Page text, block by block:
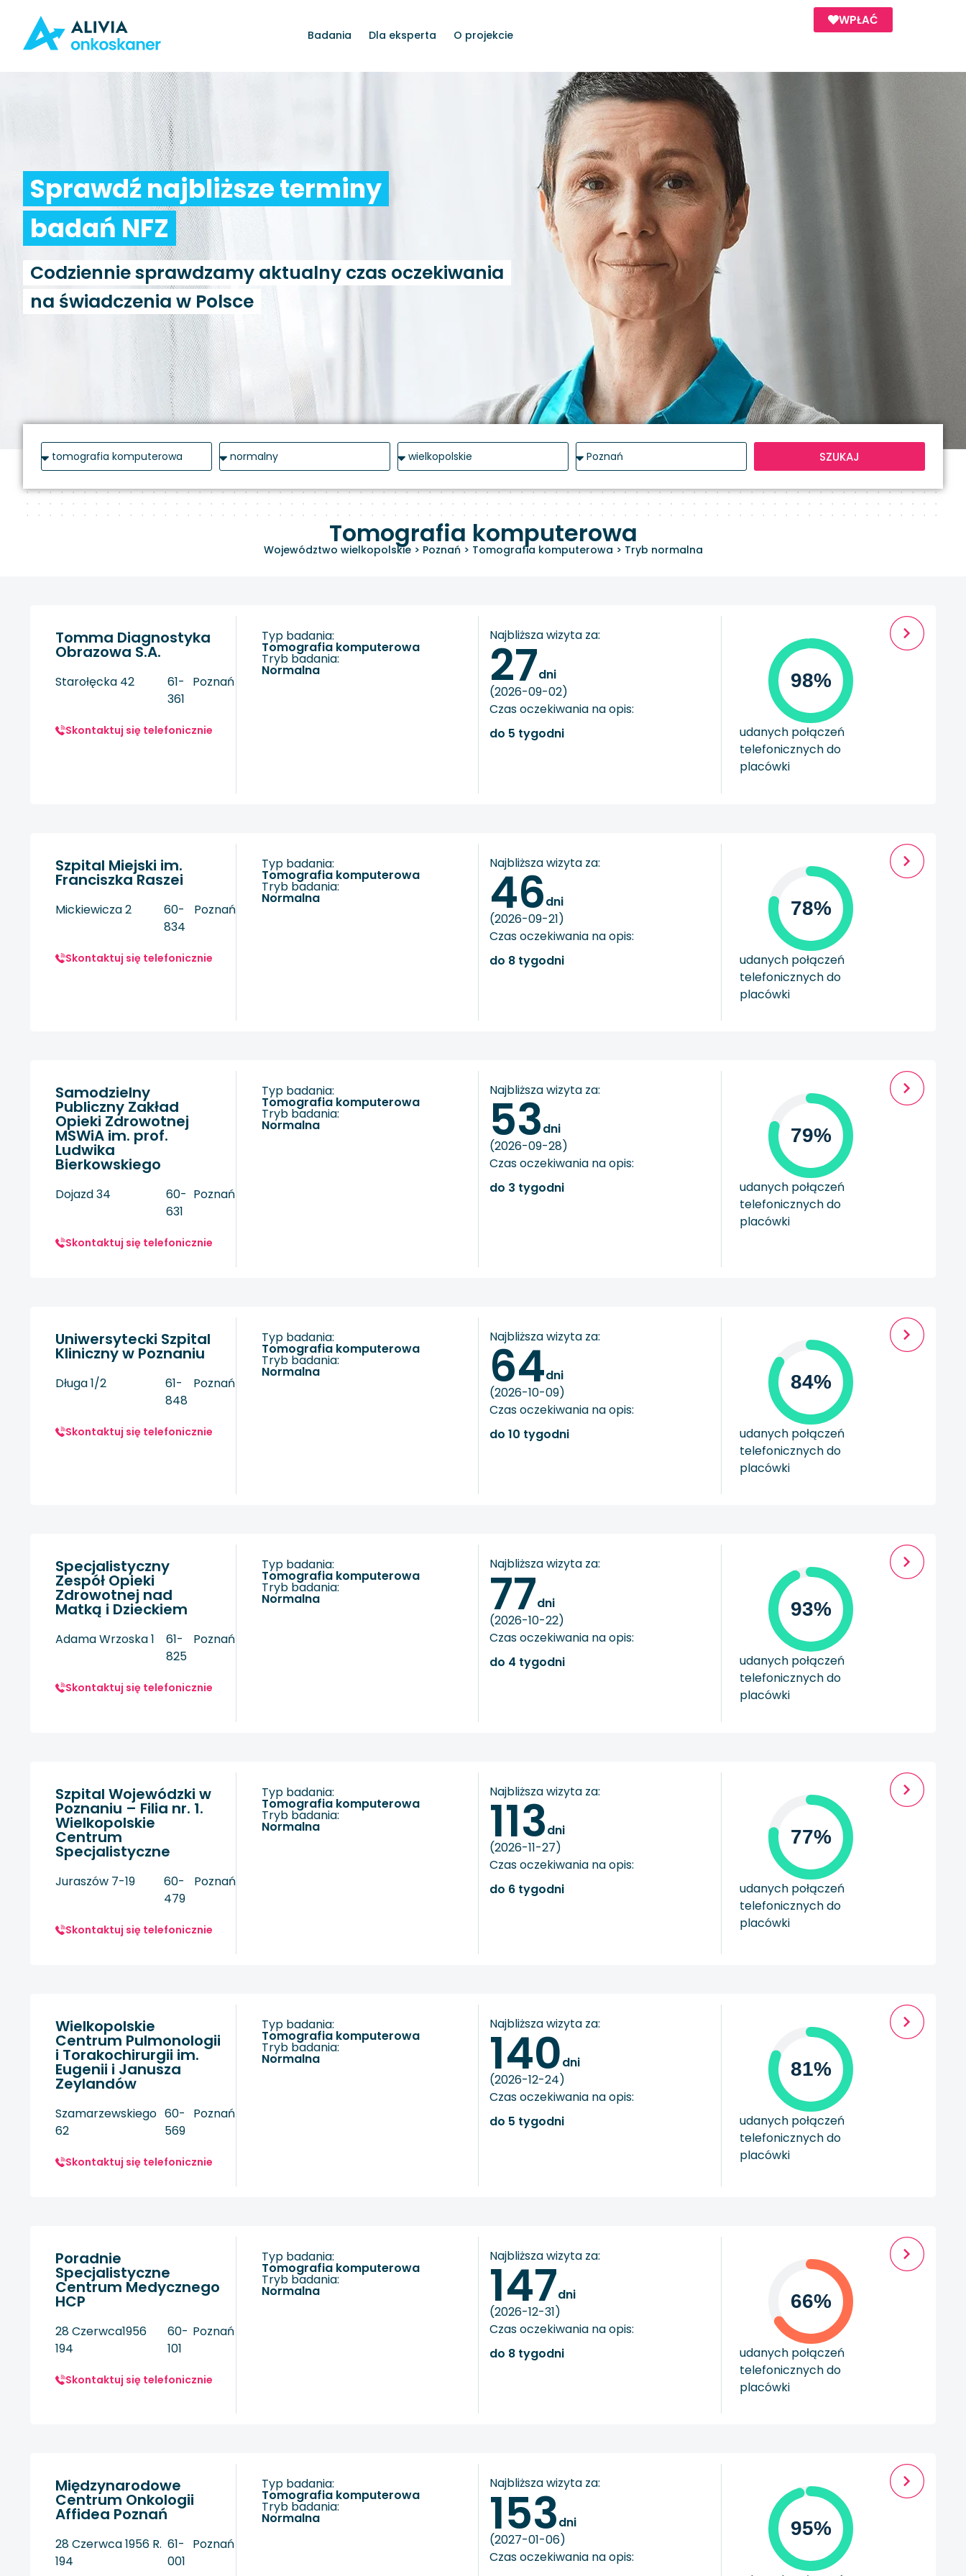
Badania Dla eksperta O projekcie
WPŁAĆ
Sprawdź najbliższe terminy
badań NFZ
Codziennie sprawdzamy aktualny czas oczekiwania
na świadczenia w Polsce
SZUKAJ
Tomografia komputerowa
Województwo wielkopolskie> Poznań> Tomografia komputerowa > Tryb normalna
Tomma Diagnostyka
Obrazowa S.A.
Starołęcka 42
61-
361
Poznań
Skontaktuj się telefonicznie
Typ badania:
tomografia komputerowa
Tryb badania:
Normalna
Najbliższa wizyta za:
27dni
(2026-09-02)
Czas oczekiwania na opis:
do 5 tygodni
98%
udanych połączeń
telefonicznych do
placówki
Szpital Miejski im.
Franciszka Raszei
Mickiewicza 2
60-
834
Poznań
Skontaktuj się telefonicznie
Typ badania:
tomografia komputerowa
Tryb badania:
Normalna
Najbliższa wizyta za:
46dni
(2026-09-21)
Czas oczekiwania na opis:
do 8 tygodni
78%
udanych połączeń
telefonicznych do
placówki
Samodzielny
Publiczny Zakład
Opieki Zdrowotnej
MSWiA im. prof.
Ludwika
Bierkowskiego
Dojazd 34
60-
631
Poznań
Skontaktuj się telefonicznie
Typ badania:
tomografia komputerowa
Tryb badania:
Normalna
Najbliższa wizyta za:
53dni
(2026-09-28)
Czas oczekiwania na opis:
do 3 tygodni
79%
udanych połączeń
telefonicznych do
placówki
Uniwersytecki Szpital
Kliniczny w Poznaniu
Długa 1/2
61-
848
Poznań
Skontaktuj się telefonicznie
Typ badania:
tomografia komputerowa
Tryb badania:
Normalna
Najbliższa wizyta za:
64dni
(2026-10-09)
Czas oczekiwania na opis:
do 10 tygodni
84%
udanych połączeń
telefonicznych do
placówki
Specjalistyczny
Zespół Opieki
Zdrowotnej nad
Matką i Dzieckiem
Adama Wrzoska 1
61-
825
Poznań
Skontaktuj się telefonicznie
Typ badania:
tomografia komputerowa
Tryb badania:
Normalna
Najbliższa wizyta za:
77dni
(2026-10-22)
Czas oczekiwania na opis:
do 4 tygodni
93%
udanych połączeń
telefonicznych do
placówki
Szpital Wojewódzki w
Poznaniu – Filia nr. 1.
Wielkopolskie
Centrum
Specjalistyczne
Juraszów 7-19
60-
479
Poznań
Skontaktuj się telefonicznie
Typ badania:
tomografia komputerowa
Tryb badania:
Normalna
Najbliższa wizyta za:
113dni
(2026-11-27)
Czas oczekiwania na opis:
do 6 tygodni
77%
udanych połączeń
telefonicznych do
placówki
Wielkopolskie
Centrum Pulmonologii
i Torakochirurgii im.
Eugenii i Janusza
Zeylandów
Szamarzewskiego
62
60-
569
Poznań
Skontaktuj się telefonicznie
Typ badania:
tomografia komputerowa
Tryb badania:
Normalna
Najbliższa wizyta za:
140dni
(2026-12-24)
Czas oczekiwania na opis:
do 5 tygodni
81%
udanych połączeń
telefonicznych do
placówki
Poradnie
Specjalistyczne
Centrum Medycznego
HCP
28 Czerwca1956
194
60-
101
Poznań
Skontaktuj się telefonicznie
Typ badania:
tomografia komputerowa
Tryb badania:
Normalna
Najbliższa wizyta za:
147dni
(2026-12-31)
Czas oczekiwania na opis:
do 8 tygodni
66%
udanych połączeń
telefonicznych do
placówki
Międzynarodowe
Centrum Onkologii
Affidea Poznań
28 Czerwca 1956 R.
194
61-
001
Poznań
Typ badania:
tomografia komputerowa
Tryb badania:
Normalna
Najbliższa wizyta za:
153dni
(2027-01-06)
Czas oczekiwania na opis:
95%